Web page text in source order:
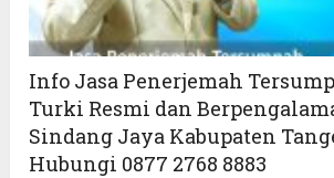
Info Jasa Penerjemah
Turki Resmi dan
Sindang Jaya Kabupaten
Hubungi 0877 2768 8883